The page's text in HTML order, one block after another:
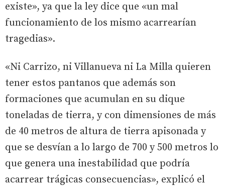
existe», ya que la ley dice que «un mal
funcionamiento de los mismo acarrearían
tragedias».
«Ni Carrizo, ni Villanueva ni La Milla quieren
tener estos pantanos que además son
formaciones que acumulan en su dique
toneladas de tierra, y con dimensiones de más
de 40 metros de altura de tierra apisonada y
que se desvían a lo largo de 700 y 500 metros lo
que genera una inestabilidad que podría
acarrear trágicas consecuencias», explicó el